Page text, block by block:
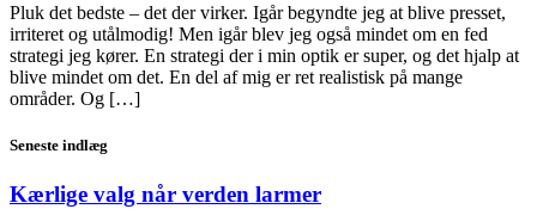
Pluk det bedste – det der virker. Igår begyndte jeg at blive presset,
irriteret og utålmodig! Men igår blev jeg også mindet om en fed
strategi jeg kører. En strategi der i min optik er super, og det hjalp at
blive mindet om det. En del af mig er ret realistisk på mange
områder. Og […]
Seneste indlæg
Kærlige valg når verden larmer